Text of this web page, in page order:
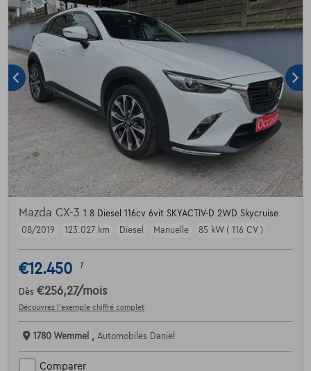
Mazda CX-3 1.8 Diesel 116cv 6vit SKYACTIV-D 2WD Skycruise
08/2019
123.027 km Diesel Manuelle 85 kW ( 116 CV )
€12.450 1
Dès €256,27/mois
Découvrez l’exemple chiffré complet
1780 Wemmel , Automobiles Daniel
Comparer